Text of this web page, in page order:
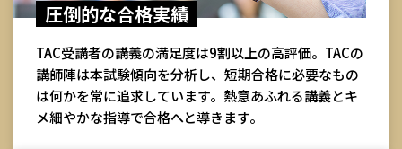
圧倒的な合格実績
TAC受講者の講義の満足度は9割以上の高評価。TACの
講師陣は本試験傾向を分析し、短期合格に必要なもの
は何かを常に追求しています。熱意あふれる講義とキ
メ細やかな指導で合格へと導きます。